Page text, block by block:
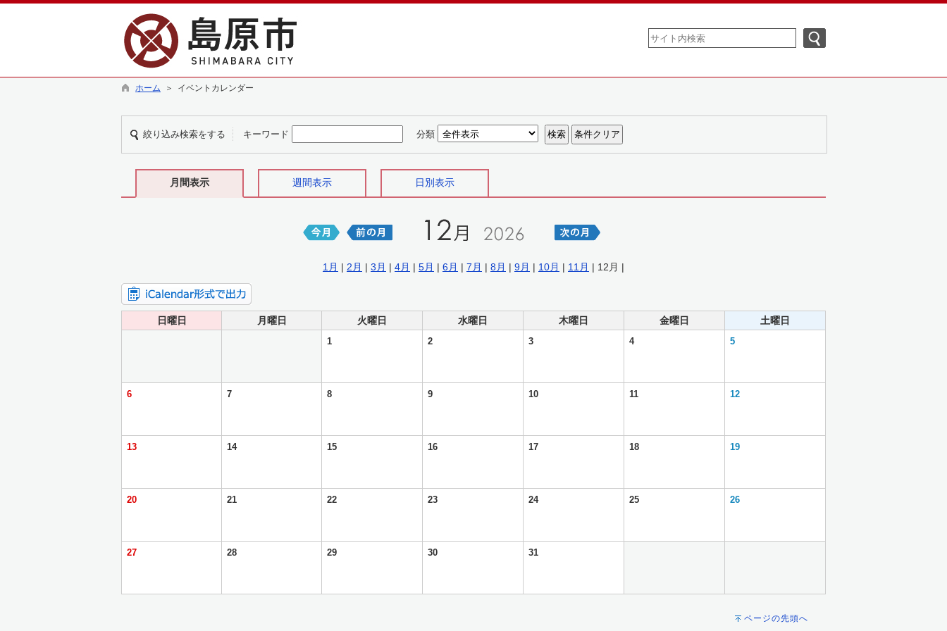
ホーム ＞ イベントカレンダー
絞り込み検索をする キーワード 分類
月間表示 週間表示 日別表示
1月 | 2月 | 3月 | 4月 | 5月 | 6月 | 7月 | 8月 | 9月 | 10月 | 11月 | 12月 |
日曜日 月曜日 火曜日 水曜日 木曜日 金曜日 土曜日
1 2 3 4 5
6 7 8 9 10 11 12
13 14 15 16 17 18 19
20 21 22 23 24 25 26
27 28 29 30 31
ページの先頭へ